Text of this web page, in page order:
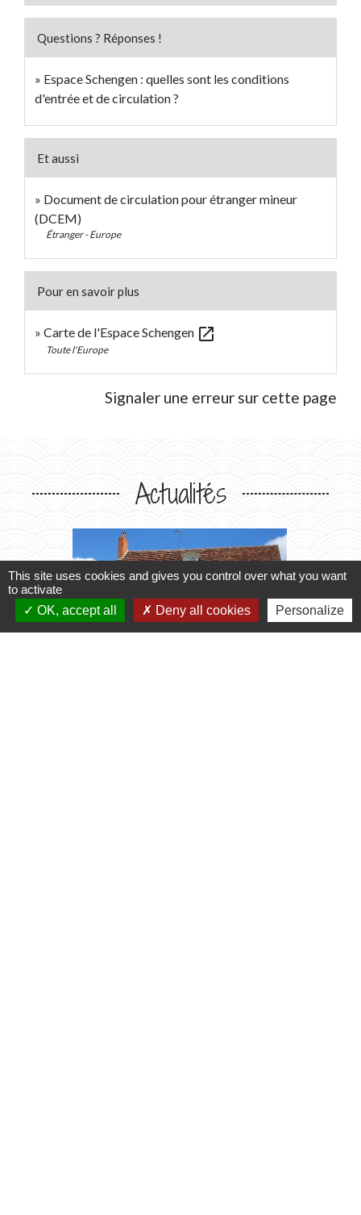
Questions ? Réponses !
Espace Schengen : quelles sont les conditions
d'entrée et de circulation ?
Et aussi
Document de circulation pour étranger mineur
(DCEM)
Étranger - Europe
Pour en savoir plus
Carte de l'Espace Schengen open_in_new
Toute l'Europe
Signaler une erreur sur cette page
Actualités
This site uses cookies and gives you control over what you want
to activate
OK, accept all
Deny all cookies Personalize